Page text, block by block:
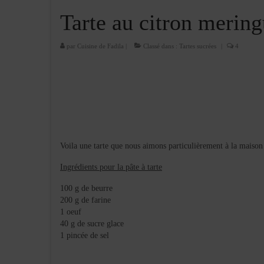
Tarte au citron
par Cuisine de Fadila Classé dans : Tartes sucrées 4
Voila une tarte que nous aimons particulièrement à la
Ingrédients pour la pâte à tarte
100 g de beurre
200 g de farine
1 oeuf
40 g de sucre glace
1 pincée de sel